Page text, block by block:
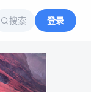
搜索 登录